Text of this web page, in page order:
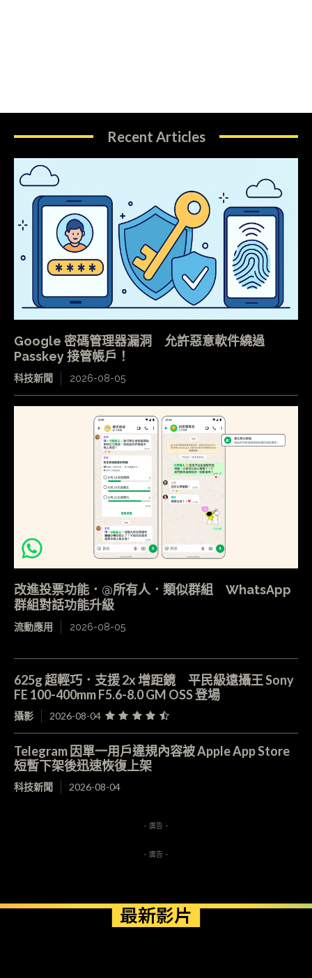
Recent Articles
Google 密碼管理器漏洞 允許惡意軟件繞過
Passkey 接管帳戶！
科技新聞 2026-08-05
改進投票功能．@所有人．類似群組 WhatsApp
群組對話功能升級
流動應用 2026-08-05
625g 超輕巧．支援 2x 增距鏡 平民級遠攝王 Sony
FE 100-400mm F5.6-8.0 GM OSS 登場
攝影 2026-08-04
Telegram 因單一用戶違規內容被 Apple App Store
短暫下架後迅速恢復上架
科技新聞 2026-08-04
- 廣告 -
- 廣告 -
最新影片